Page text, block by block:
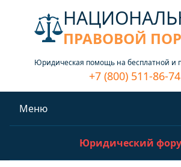
ПРАВОВОЙ
Юридическая помощь на бесплатной и
+7 (800) 511-86-74
Меню
Юридический